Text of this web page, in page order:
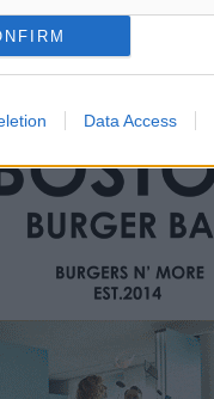
Data Access